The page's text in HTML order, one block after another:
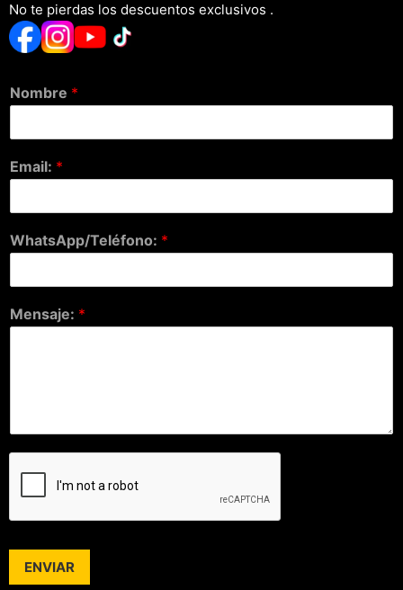
No te pierdas los descuentos exclusivos .
Nombre *
Email: *
WhatsApp/Teléfono: *
Mensaje: *
ENVIAR